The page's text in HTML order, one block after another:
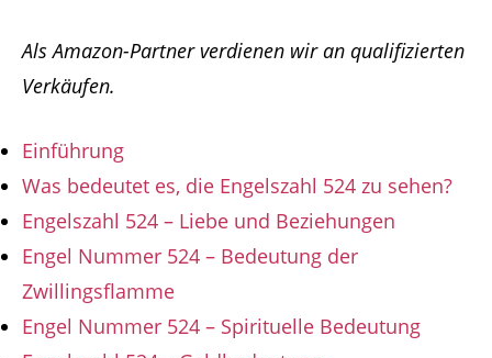
Als Amazon-Partner verdienen wir an qualifizierten
Verkäufen.
Einführung
Was bedeutet es, die Engelszahl 524 zu sehen?
Engelszahl 524 – Liebe und Beziehungen
Engel Nummer 524 – Bedeutung der
Zwillingsflamme
Engel Nummer 524 – Spirituelle Bedeutung